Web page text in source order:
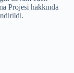
Projesi hakkında